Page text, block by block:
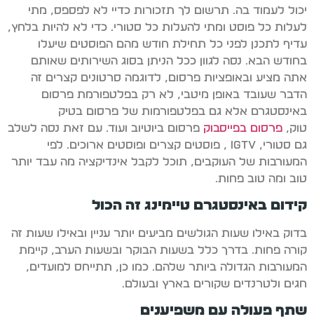
יכול לעמוד בה. תרשום לך תזכורות כדיי לא לפספס, מתי
לעלות כל פוסט ומתי להעלות כל סטורי. כדי לא להיות בלחץ,
עדיף לתכנן לפני כל תחילת חודש מהם הפוסטים שיעלו
בחודש הבא. נסה לגוון ככל הניתן בסוג השירותים שאותם
אתה מציע ובאופציות פרסום, לדוגמה סרטונים קצרים זה
הדבר שעובד באופן מיטבי, לא רק בפלטפורמת פרסום
באינסטגרם אלא גם בפלטפורמות של פרסום בטיק
טוק, פרסום בפייסבוק פרסום ביוטיוב ועוד. עם זאת נסה לשלב
גם סטורי, IGTV , פוסטים קצרים ופוסטים ארוכים. לפי
המעורבות של העוקבים, תוכל לקבל אינדיקציה מה עבד יותר
טוב ומה טוב פחות.
קידום באינסטגרם טיימינג זה הכול
בדוק באילו שעות הגולשים מביעים יותר עניין ובאילו שעות זה
קורה פחות. בדרך כלל בשעות הבוקר ובשעות הערב, קיימת
המעורבות הגדולה ביותר שלהם. כמו כן, תתייחס למועדים,
חגים ולטרנדים שקורים בארץ ובעולם.
שתף פעולה עם משפיענים